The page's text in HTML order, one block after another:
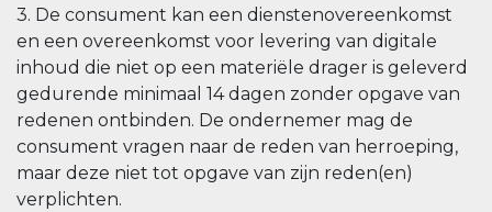
3. De consument kan een dienstenovereenkomst
en een overeenkomst voor levering van digitale
inhoud die niet op een materiële drager is geleverd
gedurende minimaal 14 dagen zonder opgave van
redenen ontbinden. De ondernemer mag de
consument vragen naar de reden van herroeping,
maar deze niet tot opgave van zijn reden(en)
verplichten.